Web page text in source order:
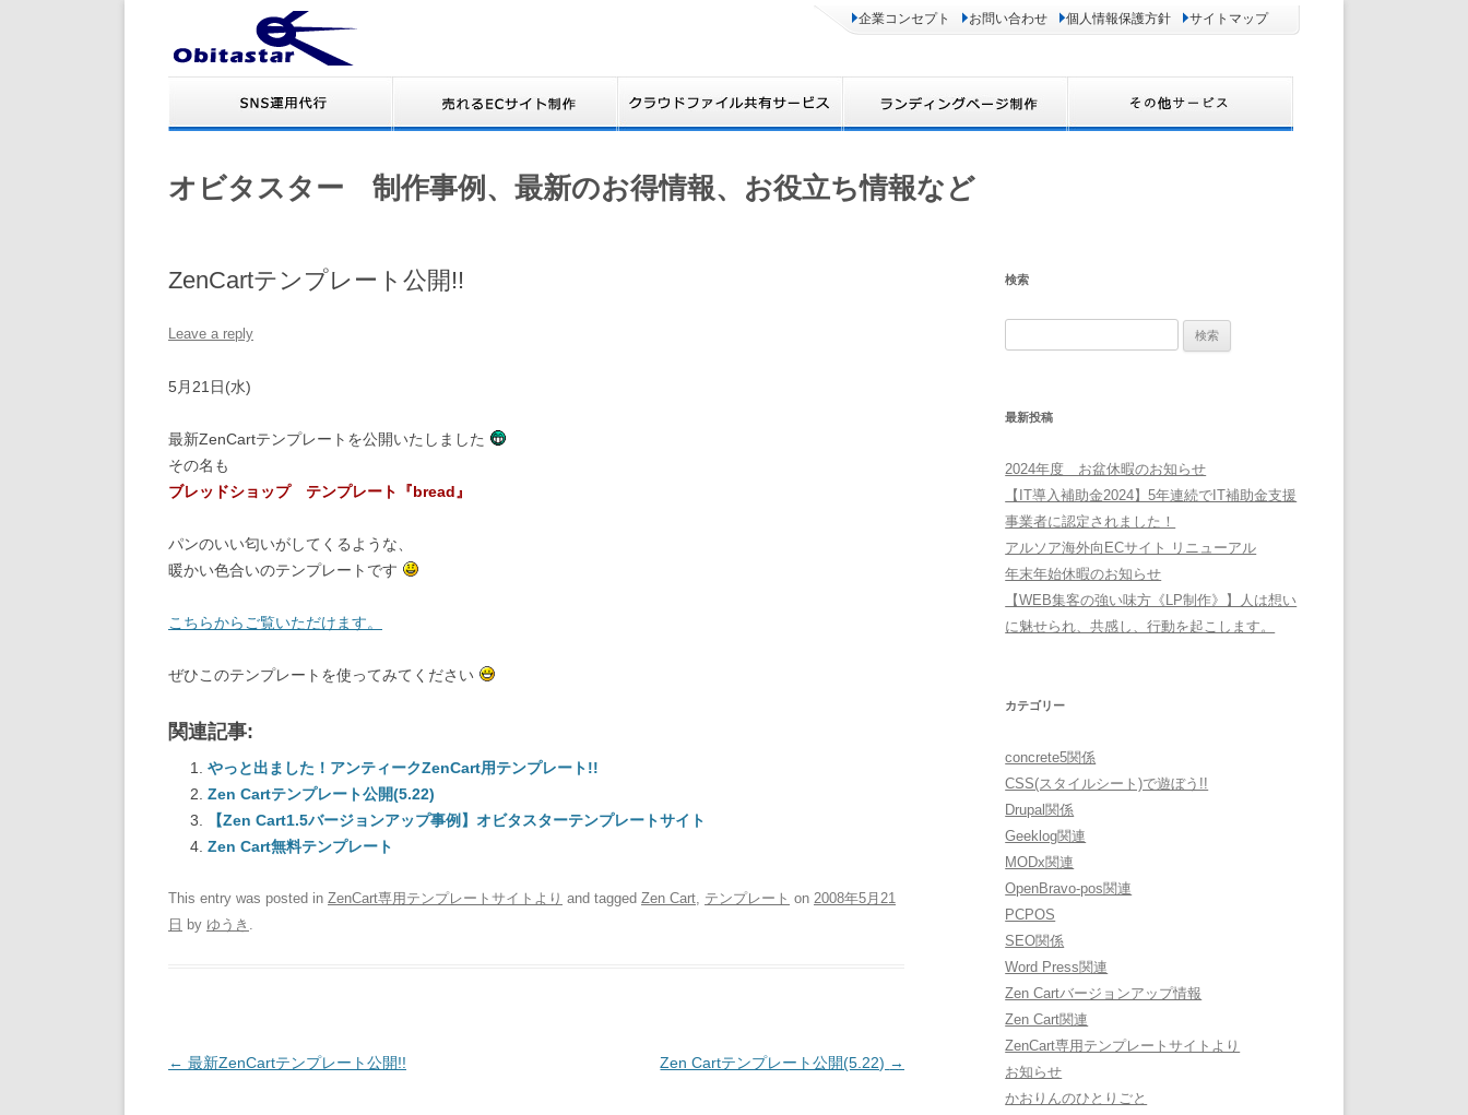
企業コンセプト お問い合わせ 個人情報保護方針 サイトマップ
オビタスター 制作事例、最新のお得情報、お役立ち情報など
ZenCartテンプレート公開!!
Leave a reply
5月21日(水)
最新ZenCartテンプレートを公開いたしました
その名も
ブレッドショップ テンプレート『bread』
パンのいい匂いがしてくるような、
暖かい色合いのテンプレートです
こちらからご覧いただけます。
ぜひこのテンプレートを使ってみてください
関連記事:
やっと出ました！アンティークZenCart用テンプレート!!
Zen Cartテンプレート公開(5.22)
【Zen Cart1.5バージョンアップ事例】オビタスターテンプレートサイト
Zen Cart無料テンプレート
This entry was posted in ZenCart専用テンプレートサイトより and tagged Zen Cart, テンプレート on 2008年5月21
日 by ゆうき .
Post
← 最新ZenCartテンプレート公開!! Zen Cartテンプレート公開(5.22) →
検索
最新投稿
2024年度 お盆休暇のお知らせ
【IT導入補助金2024】5年連続でIT補助金支援
事業者に認定されました！
アルソア海外向ECサイト リニューアル
年末年始休暇のお知らせ
【WEB集客の強い味方《LP制作》】人は想い
に魅せられ、共感し、行動を起こします。
カテゴリー
concrete5関係
CSS(スタイルシート)で遊ぼう!!
Drupal関係
Geeklog関連
MODx関連
OpenBravo-pos関連
PCPOS
SEO関係
Word Press関連
Zen Cartバージョンアップ情報
Zen Cart関連
ZenCart専用テンプレートサイトより
お知らせ
かおりんのひとりごと